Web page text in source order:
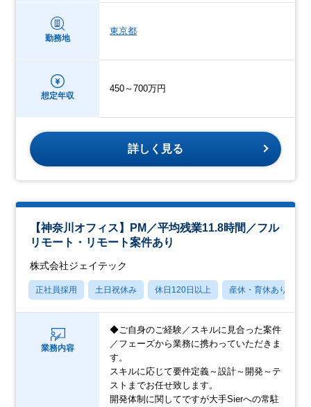
勤務地
東京都
想定年収
450～700万円
詳しく見る
【神奈川オフィス】PM／平均残業11.8時間／フル
リモート・リモート案件あり
株式会社ジェイテック
正社員採用 土日祝休み 休日120日以上 産休・育休あり
業務内容
◆ご自身のご経験／スキルに見合った案件
／フェーズから業務に携わっていただきま
す。
スキルに応じて要件定義～設計～開発～テ
ストまでお任せ致します。
開発体制に関してですが大手Sierへの常駐